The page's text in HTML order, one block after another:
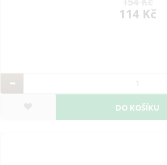
114 Kč
DO KOŠÍKU